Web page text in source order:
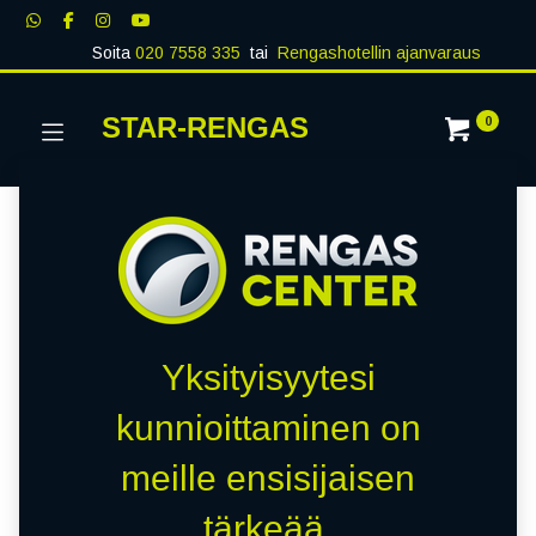
Soita020 7558 335 tai Rengashotellin ajanvaraus
STAR-RENGAS 0
Yksityisyytesi
kunnioittaminen on
meille ensisijaisen